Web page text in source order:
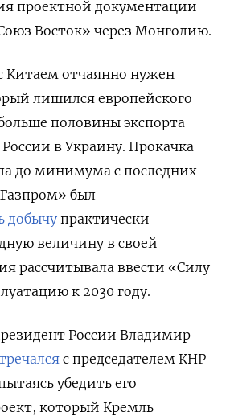
проектной документации
Восток» через Монголию.
Китаем отчаянно нужен
лишился европейского
половины экспорта
в Украину. Прокачка
до минимума с последних
был
добычупрактически
величину в своей
рассчитывала ввести «Силу
к 2030 году.
России Владимир
с председателем КНР
убедить его
который Кремль